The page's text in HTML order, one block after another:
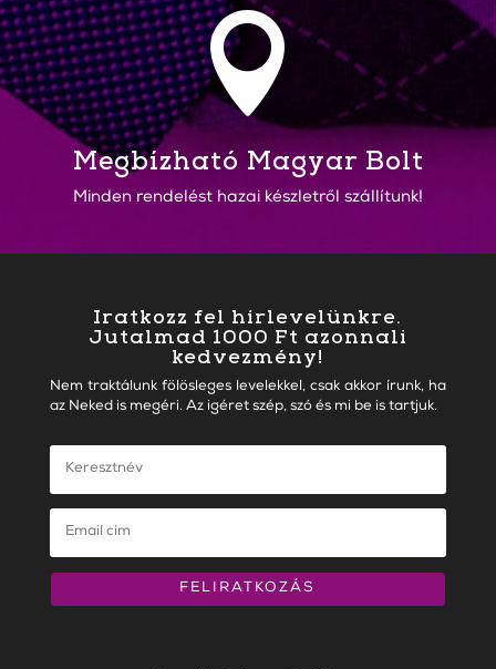

Megbízható Magyar Bolt
Minden rendelést hazai készletről szállítunk!
Iratkozz fel hírlevelünkre.
Jutalmad 1000 Ft azonnali
kedvezmény!
Nem traktálunk fölösleges levelekkel, csak akkor írunk, ha
az Neked is megéri. Az igéret szép, szó és mi be is tartjuk.
FELIRATKOZÁS